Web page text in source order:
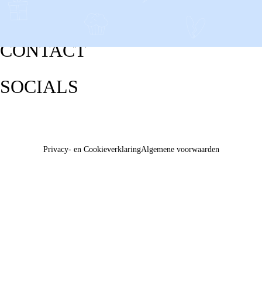
CONTACT
SOCIALS
Privacy- en CookieverklaringAlgemene voorwaarden